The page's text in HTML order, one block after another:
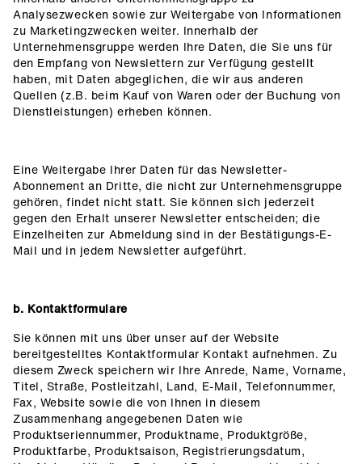
Analysezwecken sowie zur Weitergabe von Informationen
zu Marketingzwecken weiter. Innerhalb der
Unternehmensgruppe werden Ihre Daten, die Sie uns für
den Empfang von Newslettern zur Verfügung gestellt
haben, mit Daten abgeglichen, die wir aus anderen
Quellen (z.B. beim Kauf von Waren oder der Buchung von
Dienstleistungen) erheben können.
Eine Weitergabe Ihrer Daten für das Newsletter-
Abonnement an Dritte, die nicht zur Unternehmensgruppe
gehören, findet nicht statt. Sie können sich jederzeit
gegen den Erhalt unserer Newsletter entscheiden; die
Einzelheiten zur Abmeldung sind in der Bestätigungs-E-
Mail und in jedem Newsletter aufgeführt.
b. Kontaktformulare
Sie können mit uns über unser auf der Website
bereitgestelltes Kontaktformular Kontakt aufnehmen. Zu
diesem Zweck speichern wir Ihre Anrede, Name, Vorname,
Titel, Straße, Postleitzahl, Land, E-Mail, Telefonnummer,
Fax, Website sowie die von Ihnen in diesem
Zusammenhang angegebenen Daten wie
Produktseriennummer, Produktname, Produktgröße,
Produktfarbe, Produktsaison, Registrierungsdatum,